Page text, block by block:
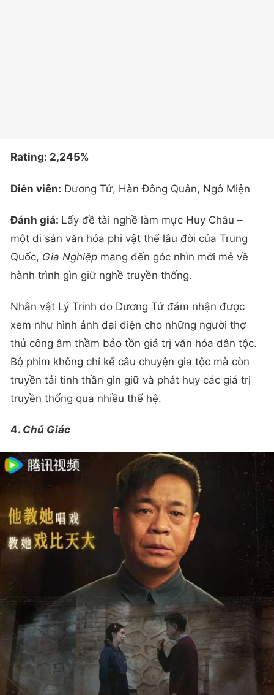
Rating: 2,245%
Diễn viên: Dương Tử, Hàn Đông Quân, Ngô Miện
Đánh giá: Lấy đề tài nghề làm mực Huy Châu –
một di sản văn hóa phi vật thể lâu đời của Trung
Quốc, Gia Nghiệp mang đến góc nhìn mới mẻ về
hành trình gìn giữ nghề truyền thống.
Nhân vật Lý Trinh do Dương Tử đảm nhận được
xem như hình ảnh đại diện cho những người thợ
thủ công âm thầm bảo tồn giá trị văn hóa dân tộc.
Bộ phim không chỉ kể câu chuyện gia tộc mà còn
truyền tải tinh thần gìn giữ và phát huy các giá trị
truyền thống qua nhiều thế hệ.
4. Chủ Giác